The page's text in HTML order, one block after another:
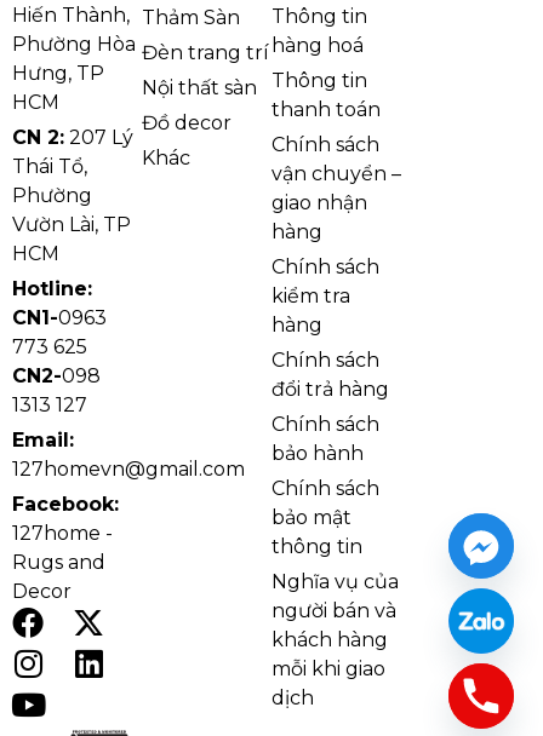
Đèn Ốp Trần Pha Lê OTPL40406
gây ấn tượng với
thiết kế hình vuông hiện đại cùng cấu trúc nhiều
tầng pha lê được sắp xếp cân đối và tinh xảo. Các hạt
pha lê kết hợp cùng các thanh pha lê dài tạo nên
hiệu ứng phản chiếu ánh sáng vô cùng nổi bật khi
đèn được bật vào buổi tối. Kiểu dáng vuông vức giúp
sản phẩm mang lại cảm giác sang trọng, chắc chắn và
phù hợp với nhiều phong cách nội thất cao cấp hiện
nay.
Ảnh thật Đèn Ốp Trần Pha Lê OTPL40406V600 thi
công tại nhà khách
Hiến Thành,
Phường Hòa
Hưng, TP
HCM
CN 2: 207 Lý
Thái Tổ,
Phường
Vườn Lài, TP
HCM
Hotline:
CN1-0963
773 625
CN2-098
1313 127
Email:
127homevn@gmail.com
Facebook:
127home -
Rugs and
Decor
Thảm Sàn
Đèn trang trí
Nội thất sàn
Đồ decor
Khác
Thông tin
hàng hoá
Thông tin
thanh toán
Chính sách
vận chuyển –
giao nhận
hàng
Chính sách
kiểm tra
hàng
Chính sách
đổi trả hàng
Chính sách
bảo hành
Chính sách
bảo mật
thông tin
Nghĩa vụ của
người bán và
khách hàng
mỗi khi giao
dịch